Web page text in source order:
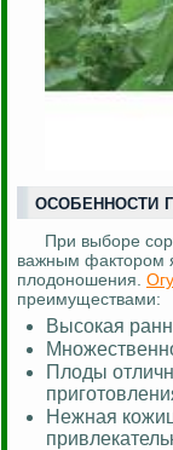
ОСОБЕННОСТИ
При выборе
важным фактором
плодоношения.
преимуществами:
Высокая
Плоды
Нежная